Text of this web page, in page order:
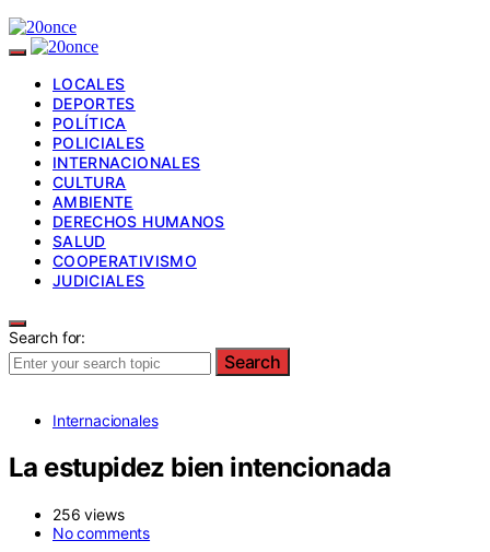
LOCALES
DEPORTES
POLÍTICA
POLICIALES
INTERNACIONALES
CULTURA
AMBIENTE
DERECHOS HUMANOS
SALUD
COOPERATIVISMO
JUDICIALES
Search for:
Search
Internacionales
La estupidez bien intencionada
256 views
No comments